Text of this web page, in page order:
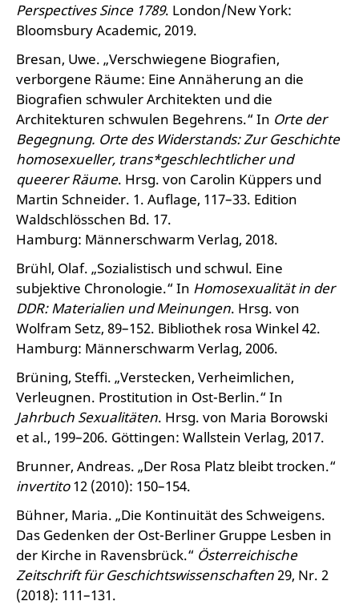
Perspectives Since 1789. London/New York:
Bloomsbury Academic, 2019.
Bresan, Uwe. „Verschwiegene Biografien,
verborgene Räume: Eine Annäherung an die
Biografien schwuler Architekten und die
Architekturen schwulen Begehrens.“ In Orte der
Begegnung. Orte des Widerstands: Zur Geschichte
homosexueller, trans*geschlechtlicher und
queerer Räume. Hrsg. von Carolin Küppers und
Martin Schneider. 1. Auflage, 117–33. Edition
Waldschlösschen Bd. 17.
Hamburg: Männerschwarm Verlag, 2018.
Brühl, Olaf. „Sozialistisch und schwul. Eine
subjektive Chronologie.“ In Homosexualität in der
DDR: Materialien und Meinungen. Hrsg. von
Wolfram Setz, 89–152. Bibliothek rosa Winkel 42.
Hamburg: Männerschwarm Verlag, 2006.
Brüning, Steffi. „Verstecken, Verheimlichen,
Verleugnen. Prostitution in Ost-Berlin.“ In
Jahrbuch Sexualitäten. Hrsg. von Maria Borowski
et al., 199–206. Göttingen: Wallstein Verlag, 2017.
Brunner, Andreas. „Der Rosa Platz bleibt trocken.“
invertito12 (2010): 150–154.
Bühner, Maria. „Die Kontinuität des Schweigens.
Das Gedenken der Ost-Berliner Gruppe Lesben in
der Kirche in Ravensbrück.“ Österreichische
Zeitschrift für Geschichtswissenschaften29, Nr. 2
(2018): 111–131.